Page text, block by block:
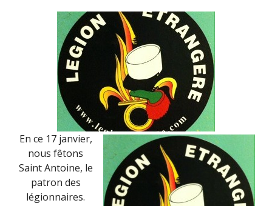
En ce 17 janvier,
nous fêtons
Saint Antoine, le
patron des
légionnaires.